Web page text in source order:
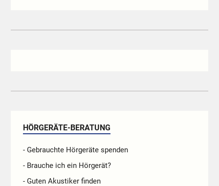
HÖRGERÄTE-BERATUNG
- Gebrauchte Hörgeräte spenden
- Brauche ich ein Hörgerät?
- Guten Akustiker finden